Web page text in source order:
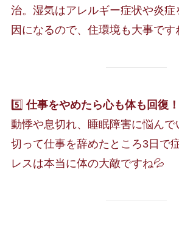
治。湿気はアレルギー症状や炎症
因になるので、住環境も大事です
5️⃣仕事をやめたら心も体も回復！
動悸や息切れ、睡眠障害に悩んで
切って仕事を辞めたところ3日で
レスは本当に体の大敵ですね💦